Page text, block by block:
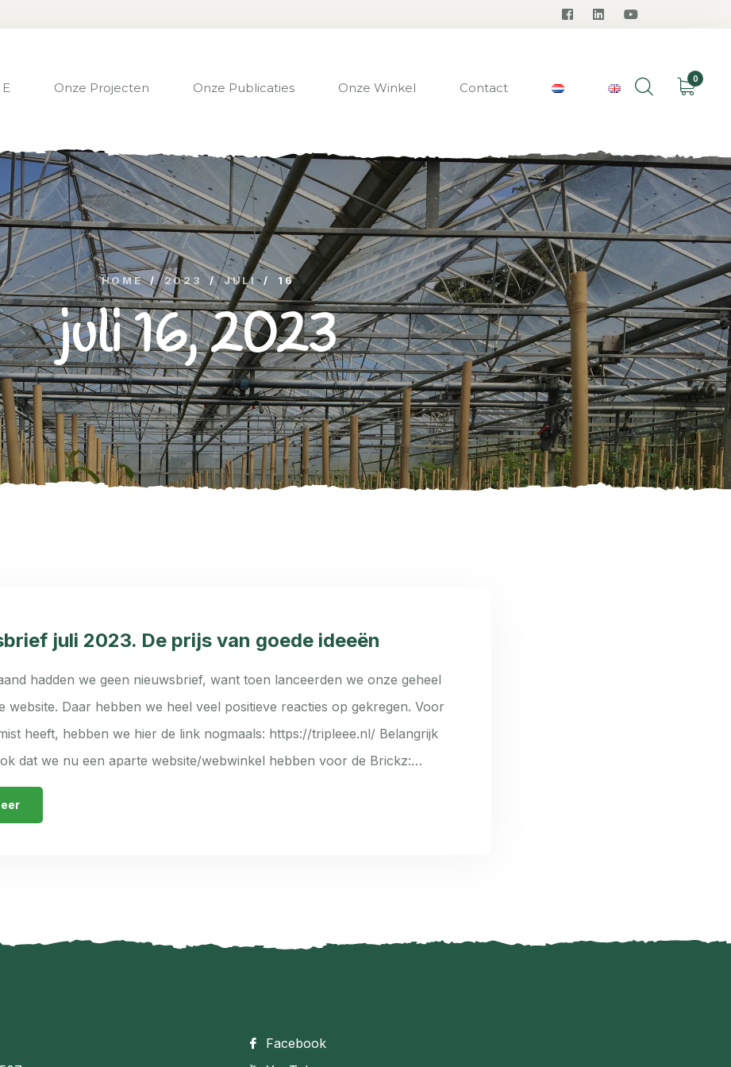
Onze Projecten Onze Publicaties Onze Winkel Contact
0
HOME / 2023 / JULI / 16
juli 16, 2023
juli 2023. De prijs van goede ideeën
hadden we geen nieuwsbrief, want toen lanceerden we onze geheel
website. Daar hebben we heel veel positieve reacties op gekregen. Voor
heeft, hebben we hier de link nogmaals: https://tripleee.nl/ Belangrijk
dat we nu een aparte website/webwinkel hebben voor de Brickz:…
Facebook